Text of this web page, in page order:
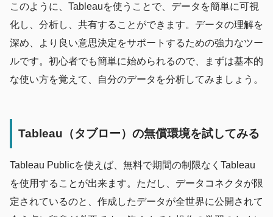
このように、Tableauを使うことで、データを簡単に可視
化し、分析し、共有することができます。データの理解を
深め、より良い意思決定をサポートするための強力なツー
ルです。初心者でも簡単に始められるので、まずは基本的
な使い方を覚えて、自分のデータを分析してみましょう。
Tableau（タブロー）の無償環境を試してみる
Tableau Publicを使えば、無料で期間の制限なくTableau
を使用することが出来ます。ただし、データコネクタが限
定されているのと、作成したデータが全世界に公開されて